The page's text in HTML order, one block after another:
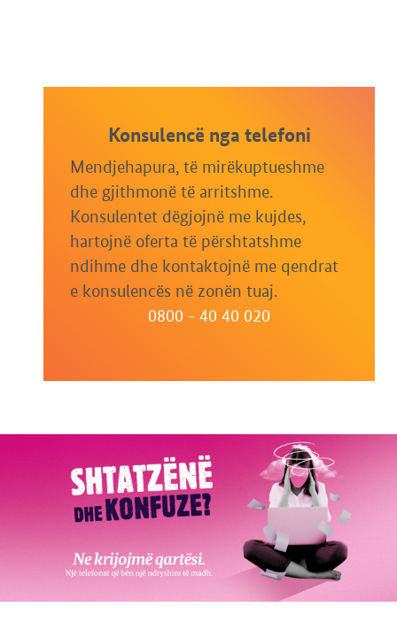
Konsulencë nga telefoni
Mendjehapura, të mirëkuptueshme
dhe gjithmonë të arritshme.
Konsulentet dëgjojnë me kujdes,
hartojnë oferta të përshtatshme
ndihme dhe kontaktojnë me qendrat
e konsulencës në zonën tuaj.
0800 - 40 40 020